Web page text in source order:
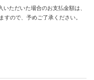
ただいた場合のお支払金額は、
すので、予めご了承ください。